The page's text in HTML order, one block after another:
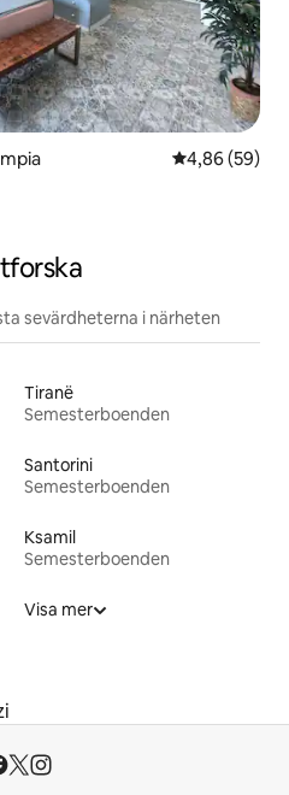
4,86 av 5 i
4,86 (59)
sevärdheterna i närheten
Tiranë
Semesterboenden
Santorini
Semesterboenden
Ksamil
Semesterboenden
Visa mer